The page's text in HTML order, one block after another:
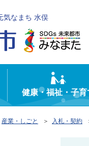
気なまち 水俣
健康・福祉・子育
産業・しごと ＞ 入札・契約